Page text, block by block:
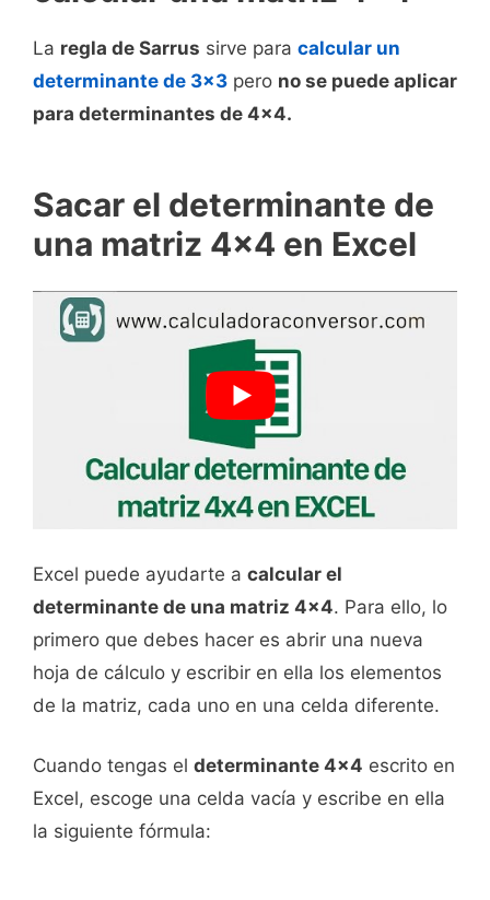
La regla de Sarrus sirve para calcular un
determinante de 3x3 pero no se puede aplicar
para determinantes de 4x4.
Sacar el determinante de
una matriz 4x4 en Excel
Excel puede ayudarte a calcular el
determinante de una matriz 4x4. Para ello, lo
primero que debes hacer es abrir una nueva
hoja de cálculo y escribir en ella los elementos
de la matriz, cada uno en una celda diferente.
Cuando tengas el determinante 4x4 escrito en
Excel, escoge una celda vacía y escribe en ella
la siguiente fórmula: